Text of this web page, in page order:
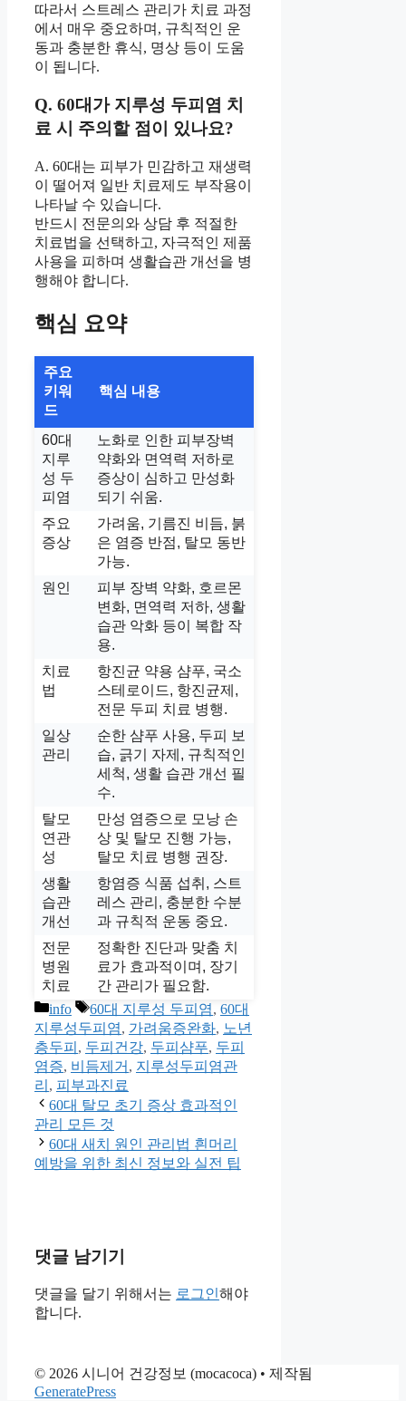
따라서 스트레스 관리가 치료 과정
에서 매우 중요하며, 규칙적인 운
동과 충분한 휴식, 명상 등이 도움
이 됩니다.
Q. 60대가 지루성 두피염 치
료 시 주의할 점이 있나요?
A. 60대는 피부가 민감하고 재생력
이 떨어져 일반 치료제도 부작용이
나타날 수 있습니다.
반드시 전문의와 상담 후 적절한
치료법을 선택하고, 자극적인 제품
사용을 피하며 생활습관 개선을 병
행해야 합니다.
핵심 요약
주요
키워
드
핵심 내용
60대
지루
성 두
피염
노화로 인한 피부장벽
약화와 면역력 저하로
증상이 심하고 만성화
되기 쉬움.
주요
증상
가려움, 기름진 비듬, 붉
은 염증 반점, 탈모 동반
가능.
원인
피부 장벽 약화, 호르몬
변화, 면역력 저하, 생활
습관 악화 등이 복합 작
용.
치료
법
항진균 약용 샴푸, 국소
스테로이드, 항진균제,
전문 두피 치료 병행.
일상
관리
순한 샴푸 사용, 두피 보
습, 긁기 자제, 규칙적인
세척, 생활 습관 개선 필
수.
탈모
연관
성
만성 염증으로 모낭 손
상 및 탈모 진행 가능,
탈모 치료 병행 권장.
생활
습관
개선
항염증 식품 섭취, 스트
레스 관리, 충분한 수분
과 규칙적 운동 중요.
전문
병원
치료
정확한 진단과 맞춤 치
료가 효과적이며, 장기
간 관리가 필요함.
카
테
고
리
info
태
그
60대 지루성 두피염, 60대
지루성두피염, 가려움증완화, 노년
층두피 , 두피건강, 두피샴푸, 두피
염증, 비듬제거 , 지루성두피염관
리 , 피부과진료
60대 탈모 초기 증상 효과적인
관리 모든 것
60대 새치 원인 관리법 흰머리
예방을 위한 최신 정보와 실전 팁
댓글 남기기
댓글을 달기 위해서는 로그인해야
합니다.
© 2026 시니어 건강정보 (mocacoca) • 제작됨
GeneratePress